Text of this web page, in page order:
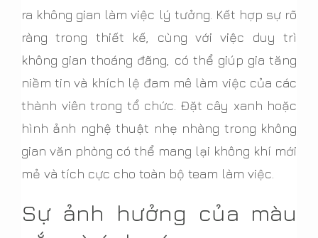
ra không gian làm việc lý tưởng. Kết hợp sự rõ
ràng trong thiết kế, cùng với việc duy trì
không gian thoáng đãng, có thể giúp gia tăng
niềm tin và khích lệ đam mê làm việc của các
thành viên trong tổ chức. Đặt cây xanh hoặc
hình ảnh nghệ thuật nhẹ nhàng trong không
gian văn phòng có thể mang lại không khí mới
mẻ và tích cực cho toàn bộ team làm việc.
Sự ảnh hưởng của màu